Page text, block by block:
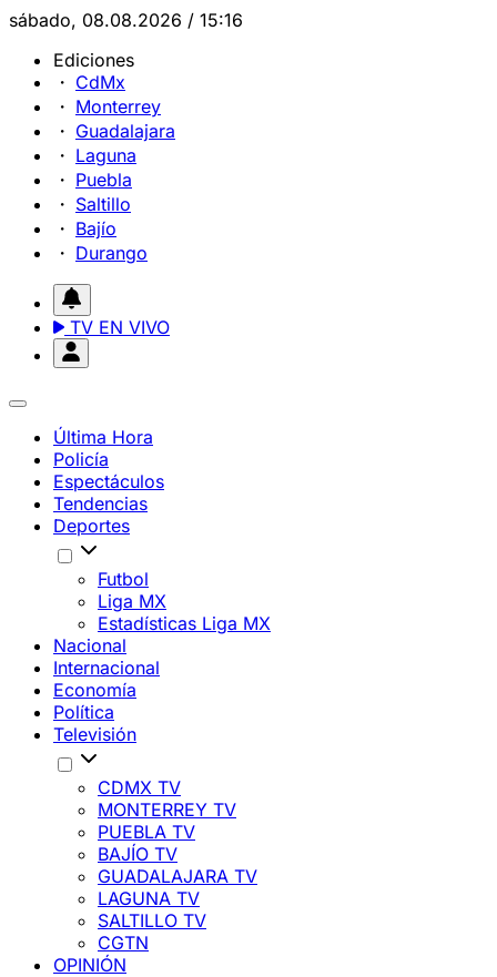
sábado, 08.08.2026 / 15:16
Ediciones
CdMx
Monterrey
Guadalajara
Laguna
Puebla
Saltillo
Bajío
Durango
TV EN VIVO
Última Hora
Policía
Espectáculos
Tendencias
Deportes
Futbol
Liga MX
Estadísticas Liga MX
Nacional
Internacional
Economía
Política
Televisión
CDMX TV
MONTERREY TV
PUEBLA TV
BAJÍO TV
GUADALAJARA TV
LAGUNA TV
SALTILLO TV
CGTN
OPINIÓN